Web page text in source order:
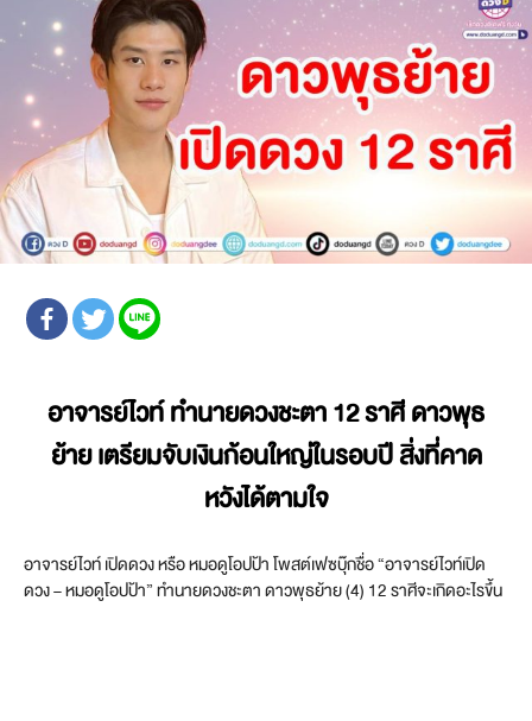
อาจารย์ไวท์ ทำนายดวงชะตา 12 ราศี ดาวพุธ
ย้าย เตรียมจับเงินก้อนใหญ่ในรอบปี สิ่งที่คาด
หวังได้ตามใจ
อาจารย์ไวท์ เปิดดวง หรือ หมอดูโอปป้า โพสต์เฟซบุ๊กชื่อ “อาจารย์ไวท์เปิด
ดวง – หมอดูโอปป้า” ทำนายดวงชะตา ดาวพุธย้าย (4) 12 ราศีจะเกิดอะไรขึ้น